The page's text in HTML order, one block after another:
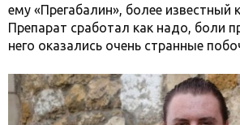
ему «Прегабалин», более известный
Препарат сработал как надо, боли
него оказались очень странные